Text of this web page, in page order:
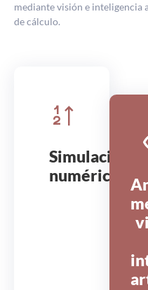
mediante visión e
de cálculo.
Simulación
numérica